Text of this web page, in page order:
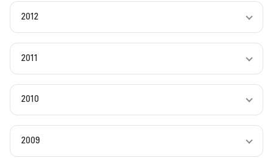
2012
2011
2010
2009